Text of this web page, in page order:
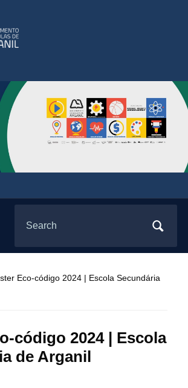
for:
Eco-código 2024 | Escola Secundária
código 2024 | Escola
de Arganil